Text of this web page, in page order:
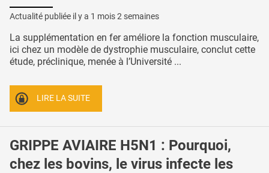
Actualité publiée il y a 1 mois 2 semaines
La supplémentation en fer améliore la fonction musculaire,
ici chez un modèle de dystrophie musculaire, conclut cette
étude, préclinique, menée à l’Université ...
LIRE LA SUITE
GRIPPE AVIAIRE H5N1 : Pourquoi,
chez les bovins, le virus infecte les